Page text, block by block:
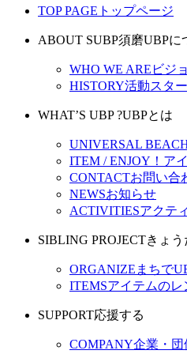
TOP PAGE トップページ
ABOUT SUBP須磨UBPに
WHO WE ARE ビジ
HISTORY活動スタ
WHAT’S UBP ?UBPとは
UNIVERSAL
ITEM / ENJOY！ ア
CONTACTお問い合
NEWSお知らせ
ACTIVITIESアクテ
SIBLING PROJECTきょう
ORGANIZE まちで
ITEMSアイテムのレ
SUPPORT応援する
COMPANY企業・団